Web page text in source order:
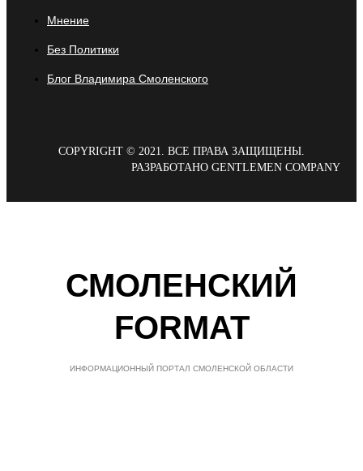
Мнение
Без Политики
Блог Владимира Смоленского
COPYRIGHT © 2021. ВСЕ ПРАВА ЗАЩИЩЕНЫ.
РАЗРАБОТАНО GENTLEMEN COMPANY
СМОЛЕНСКИЙ
FORMAT
ИНФОРМАЦИОННЫЙ ПОРТАЛ СМОЛЕНСКОЙ ОБЛАСТИ